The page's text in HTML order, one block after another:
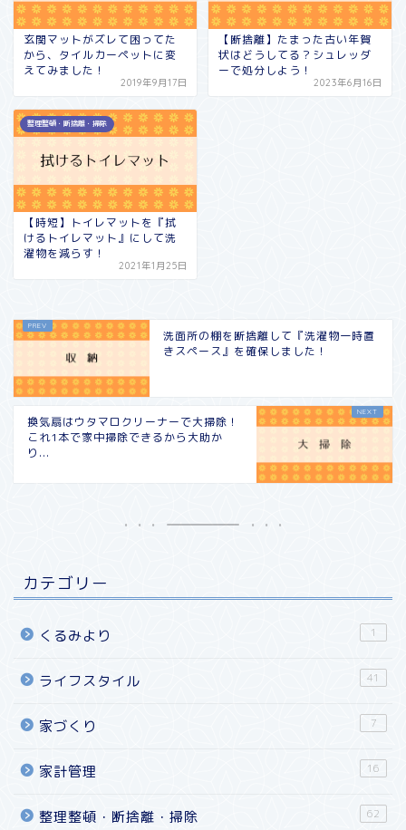
玄関マットがズレて困ってた
から、タイルカーペットに変
えてみました！
2019年9月17日
【断捨離】たまった古い年賀
状はどうしてる？シュレッダ
ーで処分しよう！
2023年6月16日
整理整頓・断捨離・掃除
【時短】トイレマットを『拭
けるトイレマット』にして洗
濯物を減らす！
2021年1月25日
洗面所の棚を断捨離して『洗濯物一時置
きスペース』を確保しました！
換気扇はウタマロクリーナーで大掃除！
これ1本で家中掃除できるから大助か
り...
カテゴリー
くるみより 1
ライフスタイル 41
家づくり 7
家計管理 16
整理整頓・断捨離・掃除 62